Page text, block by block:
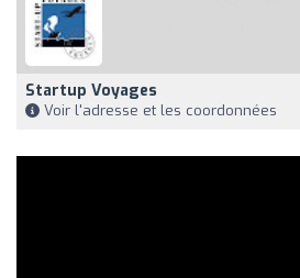
Startup Voyages
Voir l'adresse et les coordonnées